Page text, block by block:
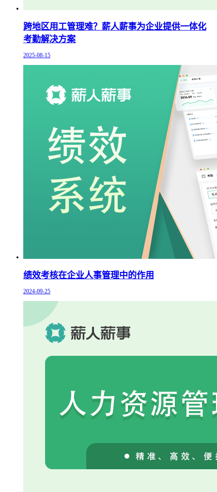
跨地区用工管理难？薪人薪事为企业提供一体化
考勤解决方案
2025-08-15
绩效考核在企业人事管理中的作用
2024-09-25